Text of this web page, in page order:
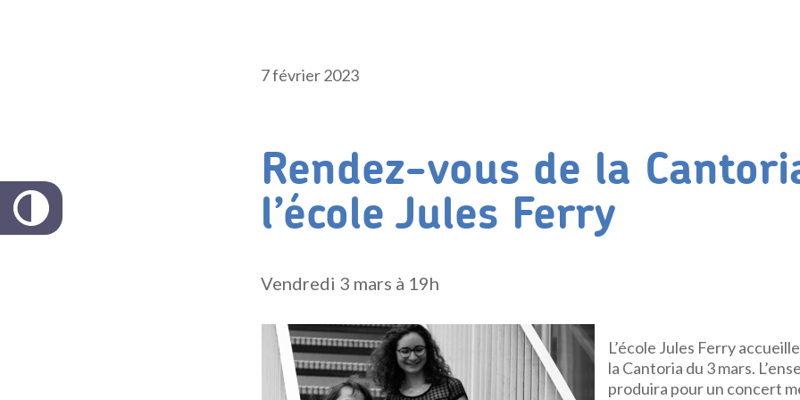
7 février 2023
Rendez-vous de la
l’école Jules Ferry
Vendredi 3 mars à 19h
L’école Jules Ferry
la Cantoria du 3 mars.
produira pour un concert